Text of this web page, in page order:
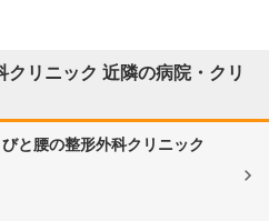
クリニック 近隣の病院・クリ
と腰の整形外科クリニック